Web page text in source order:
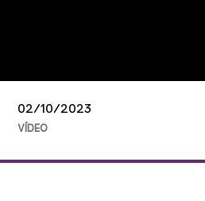
02/10/2023
VÍDEO